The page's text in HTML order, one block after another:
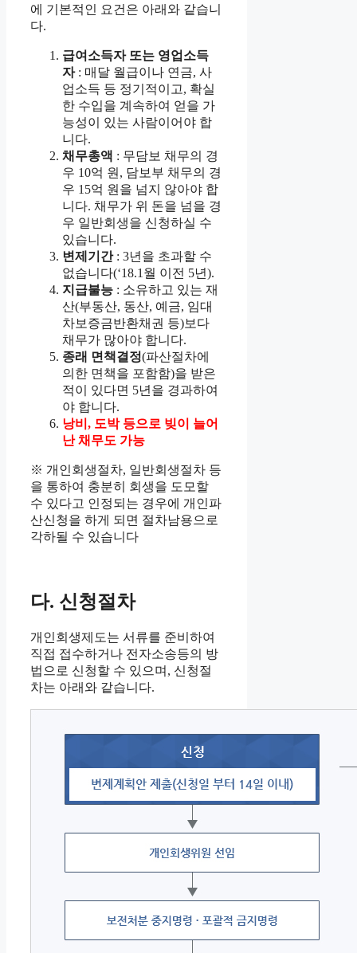
에 기본적인 요건은 아래와 같습니
다.
급여소득자 또는 영업소득
자: 매달 월급이나 연금, 사
업소득 등 정기적이고, 확실
한 수입을 계속하여 얻을 가
능성이 있는 사람이어야 합
니다.
채무총액 : 무담보 채무의 경
우 10억 원, 담보부 채무의 경
우 15억 원을 넘지 않아야 합
니다. 채무가 위 돈을 넘을 경
우 일반회생을 신청하실 수
있습니다.
변제기간: 3년을 초과할 수
없습니다(‘18.1월 이전 5년).
지급불능 : 소유하고 있는 재
산(부동산, 동산, 예금, 임대
차보증금반환채권 등)보다
채무가 많아야 합니다.
종래 면책결정(파산절차에
의한 면책을 포함함)을 받은
적이 있다면 5년을 경과하여
야 합니다.
낭비, 도박 등으로 빚이 늘어
난 채무도 가능
※ 개인회생절차, 일반회생절차 등
을 통하여 충분히 회생을 도모할
수 있다고 인정되는 경우에 개인파
산신청을 하게 되면 절차남용으로
각하될 수 있습니다
다. 신청절차
개인회생제도는 서류를 준비하여
직접 접수하거나 전자소송등의 방
법으로 신청할 수 있으며, 신청절
차는 아래와 같습니다.